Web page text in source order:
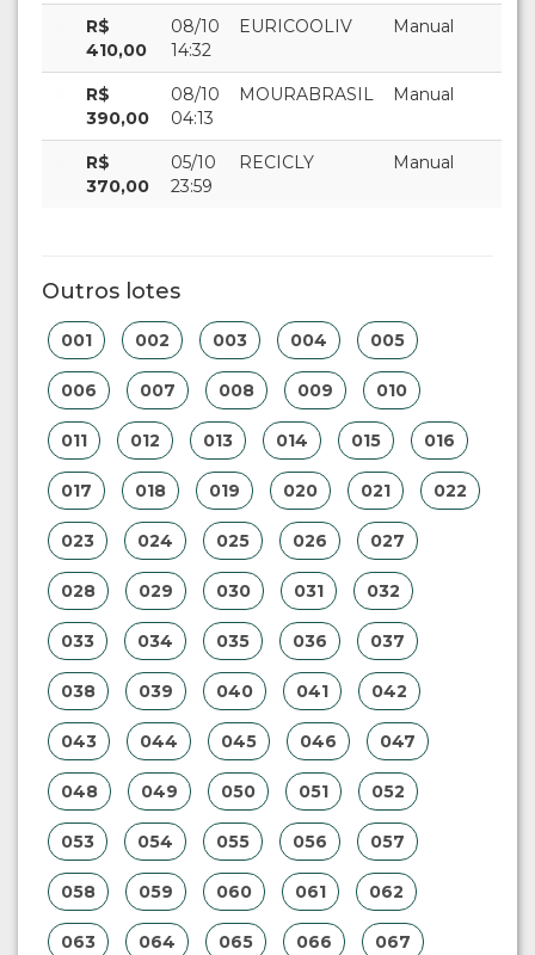
R$
410,00
08/10
14:32
EURICOOLIV Manual
R$
390,00
08/10
04:13
MOURABRASIL Manual
R$
370,00
05/10
23:59
RECICLY Manual
Outros lotes
001 002 003 004 005
006 007 008 009 010
011 012 013 014 015 016
017 018 019 020 021 022
023 024 025 026 027
028 029 030 031 032
033 034 035 036 037
038 039 040 041 042
043 044 045 046 047
048 049 050 051 052
053 054 055 056 057
058 059 060 061 062
063 064 065 066 067